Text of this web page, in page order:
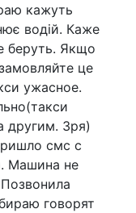
кажуть
водій. Каже
беруть. Якщо
це
ужасное.
другим. Зря)
смс с
Машина не
говорят